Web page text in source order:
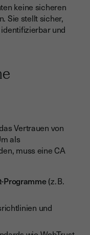
keine sicheren
Sie stellt sicher,
und
Vertrauen von
als
muss eine CA
Programme(z. B.
und